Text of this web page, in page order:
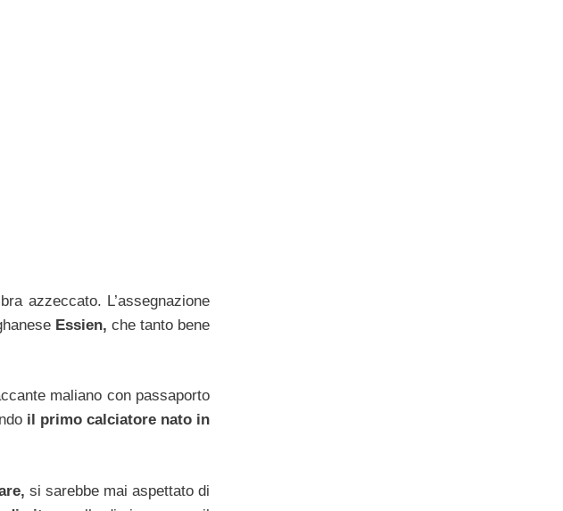
azzeccato. L’assegnazione
Essien, che tanto bene
maliano con passaporto
il primo calciatore nato in
si sarebbe mai aspettato di